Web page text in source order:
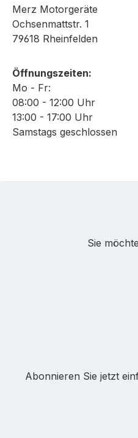
Merz Motorgeräte
Ochsenmattstr. 1
79618 Rheinfelden
Öffnungszeiten:
Mo - Fr:
08:00 - 12:00 Uhr
13:00 - 17:00 Uhr
Samstags geschlossen
Sie
Abonnieren Sie jetzt